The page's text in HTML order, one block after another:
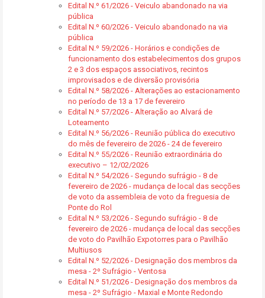
Edital N.º 61/2026 - Veiculo abandonado na via
pública
Edital N.º 60/2026 - Veiculo abandonado na via
pública
Edital N.º 59/2026 - Horários e condições de
funcionamento dos estabelecimentos dos grupos
2 e 3 dos espaços associativos, recintos
improvisados e de diversão provisória
Edital N.º 58/2026 - Alterações ao estacionamento
no período de 13 a 17 de fevereiro
Edital N.º 57/2026 - Alteração ao Alvará de
Loteamento
Edital N.º 56/2026 - Reunião pública do executivo
do mês de fevereiro de 2026 - 24 de fevereiro
Edital N.º 55/2026 - Reunião extraordinária do
executivo – 12/02/2026
Edital N.º 54/2026 - Segundo sufrágio - 8 de
fevereiro de 2026 - mudança de local das secções
de voto da assembleia de voto da freguesia de
Ponte do Rol
Edital N.º 53/2026 - Segundo sufrágio - 8 de
fevereiro de 2026 - mudança de local das secções
de voto do Pavilhão Expotorres para o Pavilhão
Multiusos
Edital N.º 52/2026 - Designação dos membros da
mesa - 2º Sufrágio - Ventosa
Edital N.º 51/2026 - Designação dos membros da
mesa - 2º Sufrágio - Maxial e Monte Redondo